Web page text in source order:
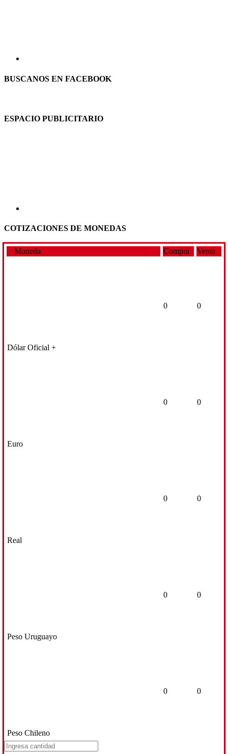
BUSCANOS EN FACEBOOK
ESPACIO PUBLICITARIO
COTIZACIONES DE MONEDAS
Moneda Compra Venta
Dólar Oficial +
0 0
Euro
0 0
Real
0 0
Peso Uruguayo
0 0
Peso Chileno
0 0